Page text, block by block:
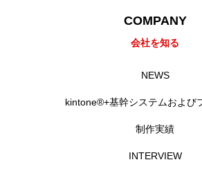
COMPANY
会社を知る
NEWS
kintone®+基幹システムおよび
制作実績
INTERVIEW